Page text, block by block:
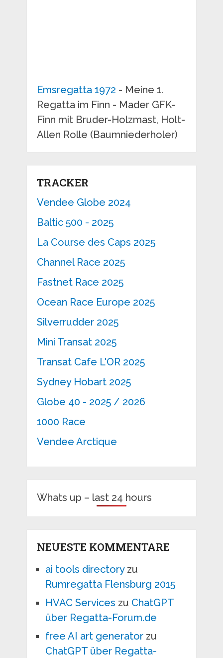
Emsregatta 1972 - Meine 1.
Regatta im Finn - Mader GFK-
Finn mit Bruder-Holzmast, Holt-
Allen Rolle (Baumniederholer)
TRACKER
Vendee Globe 2024
Baltic 500 - 2025
La Course des Caps 2025
Channel Race 2025
Fastnet Race 2025
Ocean Race Europe 2025
Silverrudder 2025
Mini Transat 2025
Transat Cafe L'OR 2025
Sydney Hobart 2025
Globe 40 - 2025 / 2026
1000 Race
Vendee Arctique
Whats up – last 24 hours
NEUESTE KOMMENTARE
ai tools directoryzu
Rumregatta Flensburg 2015
HVAC Services zu ChatGPT
über Regatta-Forum.de
free AI art generatorzu
ChatGPT über Regatta-